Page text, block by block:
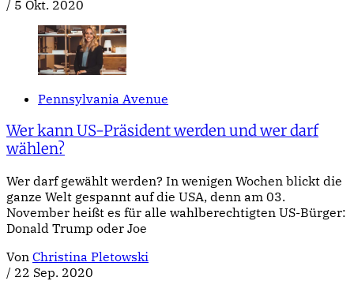
/ 5 Okt. 2020
Pennsylvania Avenue
Wer kann US-Präsident werden und wer darf
wählen?
Wer darf gewählt werden? In wenigen Wochen blickt die
ganze Welt gespannt auf die USA, denn am 03.
November heißt es für alle wahlberechtigten US-Bürger:
Donald Trump oder Joe
Von Christina Pletowski
/ 22 Sep. 2020